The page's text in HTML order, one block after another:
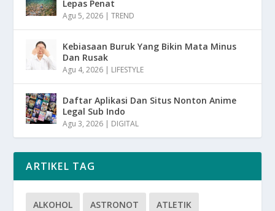
Lepas Penat
Agu 5, 2026 |TREND
Kebiasaan Buruk Yang Bikin Mata Minus
Dan Rusak
Agu 4, 2026 | LIFESTYLE
Daftar Aplikasi Dan Situs Nonton Anime
Legal Sub Indo
Agu 3, 2026 | DIGITAL
ARTIKEL TAG
ALKOHOL ASTRONOT ATLETIK